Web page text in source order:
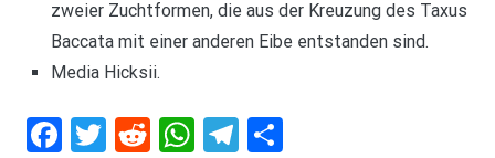
zweier Zuchtformen, die aus der Kreuzung des Taxus
Baccata mit einer anderen Eibe entstanden sind.
Media Hicksii.
Facebook
Twitter
RedditWhatsApp
Telegram